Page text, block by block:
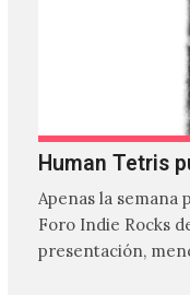
Human Tetris
Apenas la semana
Foro Indie Rocks
presentación,